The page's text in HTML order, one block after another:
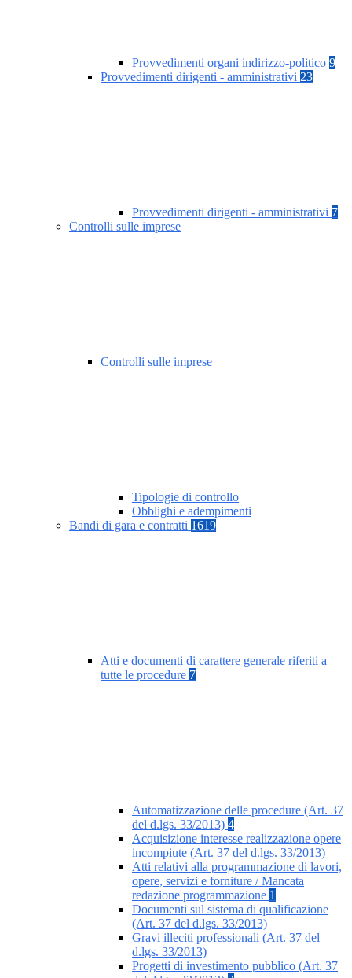
Provvedimenti organi indirizzo-politico 9
Provvedimenti dirigenti - amministrativi 23
Provvedimenti dirigenti - amministrativi 7
Controlli sulle imprese
Controlli sulle imprese
Tipologie di controllo
Obblighi e adempimenti
Bandi di gara e contratti 1619
Atti e documenti di carattere generale riferiti a
tutte le procedure 7
Automatizzazione delle procedure (Art. 37
del d.lgs. 33/2013) 4
Acquisizione interesse realizzazione opere
incompiute (Art. 37 del d.lgs. 33/2013)
Atti relativi alla programmazione di lavori,
opere, servizi e forniture / Mancata
redazione programmazione 1
Documenti sul sistema di qualificazione
(Art. 37 del d.lgs. 33/2013)
Gravi illeciti professionali (Art. 37 del
d.lgs. 33/2013)
Progetti di investimento pubblico (Art. 37